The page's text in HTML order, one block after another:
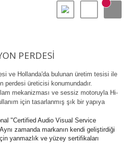
PERDESİ
ve Hollanda'da bulunan üretim tesisi ile
perdesi üreticisi konumundadır.
mekanizması ve sessiz motoruyla Hi-
için tasarlanmış şık bir yapıya
"Certified Audio Visual Service
zamanda markanınkendi geliştirdiği
yanmazlık ve yüzey sertifikaları